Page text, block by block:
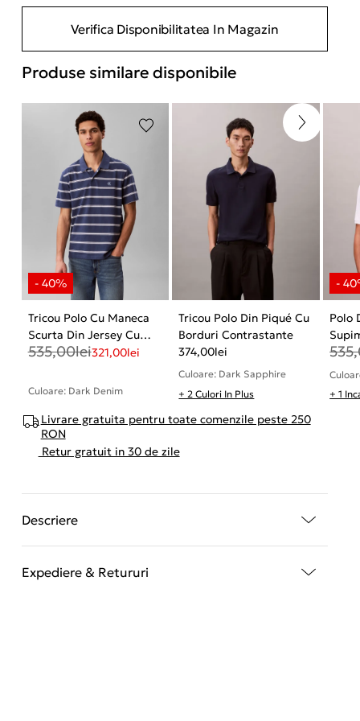
Verifica Disponibilitatea In Magazin
Produse similare disponibile
Tricou Polo Cu Maneca
Scurta Din Jersey Cu
Dungi
535,00lei321,00lei
Culoare: Dark Denim
Tricou Polo Din Piqué Cu
Borduri Contrastante
374,00lei
Culoare: Dark Sapphire
+ 2 Culori In Plus
Polo
+ 1
Livrare gratuita pentru toate comenzile peste 250
RON
Retur gratuit in 30 de zile
Descriere
Expediere & Retururi